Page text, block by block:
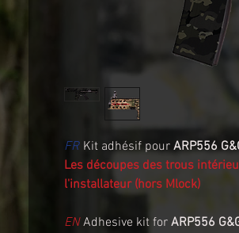
FR Kit adhésif pour ARP556
Les découpes des trous
l'installateur (hors Mlock)
ENAdhesive kit for ARP556